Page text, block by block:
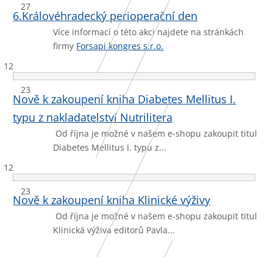
27
6.Královéhradecký perioperační den
Více informací o této akci najdete na stránkách
firmy Forsapi kongres s.r.o.
23
12
Nově k zakoupení kniha Diabetes Mellitus I.
typu z nakladatelství Nutrilitera
Od října je možné v našem e-shopu zakoupit titul
Diabetes Mellitus I. typu z...
23
12
Nově k zakoupení kniha Klinické výživy
Od října je možné v našem e-shopu zakoupit titul
Klinická výživa editorů Pavla...